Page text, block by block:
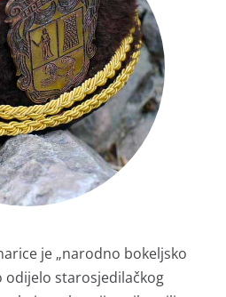
je „narodno bokeljsko
odijelo starosjedilačkog